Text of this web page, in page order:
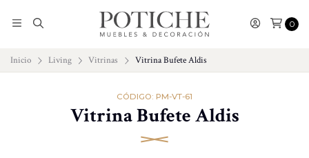
0
Inicio Living Vitrinas Vitrina Bufete Aldis
CÓDIGO: PM-VT-61
Vitrina Bufete Aldis